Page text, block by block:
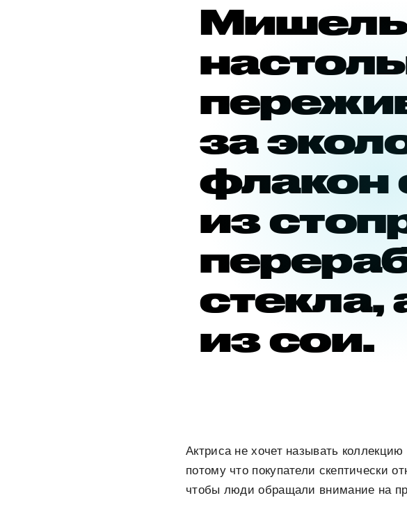
за
флакон
из
из сои.
Актриса не хочет называть
потому что покупатели скептически
чтобы люди обращали внимание на